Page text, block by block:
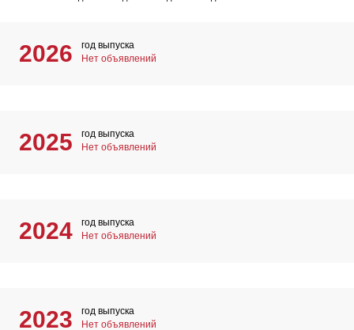
2026
год выпуска
Нет объявлений
2025
год выпуска
Нет объявлений
2024
год выпуска
Нет объявлений
2023
год выпуска
Нет объявлений